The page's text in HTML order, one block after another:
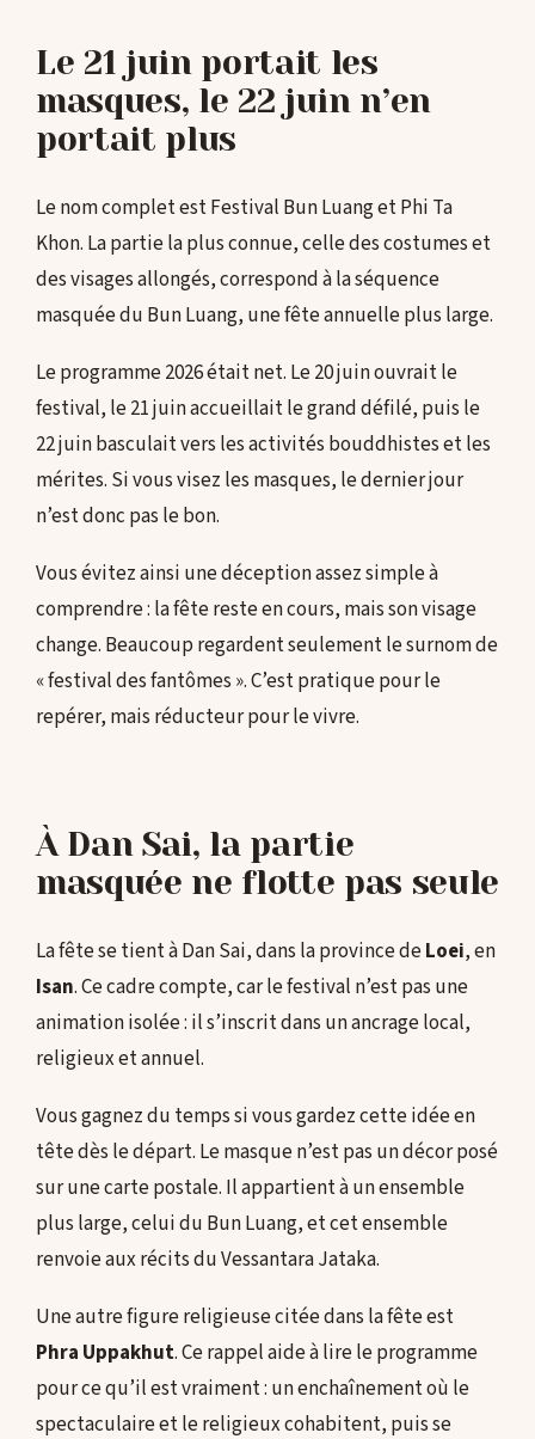
Le 21 juin portait les
masques, le 22 juin n’en
portait plus
Le nom complet est Festival Bun Luang et Phi Ta
Khon. La partie la plus connue, celle des costumes et
des visages allongés, correspond à la séquence
masquée du Bun Luang, une fête annuelle plus large.
Le programme 2026 était net. Le 20 juin ouvrait le
festival, le 21 juin accueillait le grand défilé, puis le
22 juin basculait vers les activités bouddhistes et les
mérites. Si vous visez les masques, le dernier jour
n’est donc pas le bon.
Vous évitez ainsi une déception assez simple à
comprendre : la fête reste en cours, mais son visage
change. Beaucoup regardent seulement le surnom de
« festival des fantômes ». C’est pratique pour le
repérer, mais réducteur pour le vivre.
À Dan Sai, la partie
masquée ne flotte pas seule
La fête se tient à Dan Sai, dans la province deLoei, en
Isan. Ce cadre compte, car le festival n’est pas une
animation isolée : il s’inscrit dans un ancrage local,
religieux et annuel.
Vous gagnez du temps si vous gardez cette idée en
tête dès le départ. Le masque n’est pas un décor posé
sur une carte postale. Il appartient à un ensemble
plus large, celui du Bun Luang, et cet ensemble
renvoie aux récits du Vessantara Jataka.
Une autre figure religieuse citée dans la fête est
Phra Uppakhut. Ce rappel aide à lire le programme
pour ce qu’il est vraiment : un enchaînement où le
spectaculaire et le religieux cohabitent, puis se